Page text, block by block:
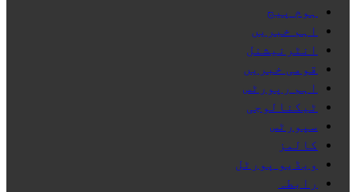
ہوم پیج
اہم خبریں
انٹرنیشنل
قومی خبریں
اہم رپورٹس
ٹیکنالوجی
سپورٹس
کالمز
ویڈیو پورٹل
رابطہ